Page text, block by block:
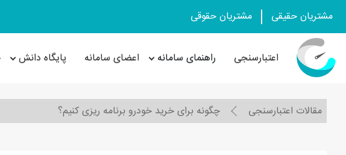
مشتریان حقیقی مشتریان حقوقی
اعتبارسنجی راهنمای سامانه اعضای سامانه پایگاه دانش
مقالات اعتبارسنجی چگونه برای خرید خودرو برنامه ریزی کنیم؟